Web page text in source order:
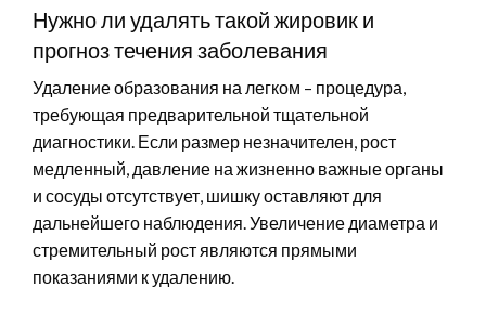
Нужно ли удалять такой жировик и
прогноз течения заболевания
Удаление образования на легком – процедура,
требующая предварительной тщательной
диагностики. Если размер незначителен, рост
медленный, давление на жизненно важные органы
и сосуды отсутствует, шишку оставляют для
дальнейшего наблюдения. Увеличение диаметра и
стремительный рост являются прямыми
показаниями к удалению.